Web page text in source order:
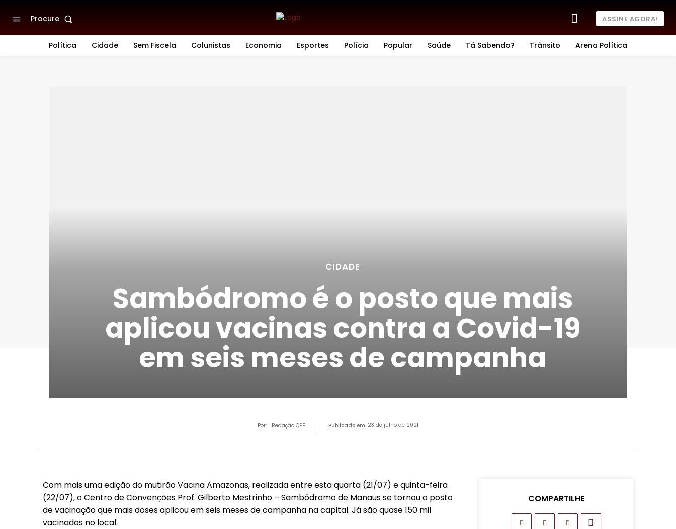
Procure ASSINE AGORA!
Política Cidade Sem Fiscela Colunistas Economia Esportes Polícia Popular Saúde Tá Sabendo? Trânsito Arena Política
CIDADE
Sambódromo é o posto que mais
aplicou vacinas contra a Covid-19
em seis meses de campanha
Por: Redação OPP Publicado em 23 de julho de 2021
Com mais uma edição do mutirão Vacina Amazonas, realizada entre esta quarta (21/07) e quinta-feira
(22/07), o Centro de Convenções Prof. Gilberto Mestrinho – Sambódromo de Manaus se tornou o posto
de vacinação que mais doses aplicou em seis meses de campanha na capital. Já são quase 150 mil
vacinados no local.
COMPARTILHE